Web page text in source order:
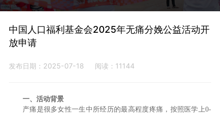
中国人口福利基金会2025年无痛分娩公益活动开
放申请
发布日期：2025-07-18 阅读：11144
一、活动背景
产痛是很多女性一生中所经历的最高程度疼痛，按照医学上0-